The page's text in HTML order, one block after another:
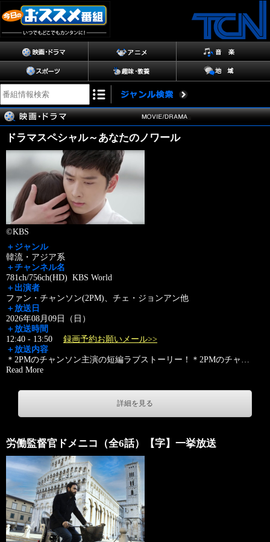
ドラマスペシャル～あなたのノワール
©KBS
＋ジャンル
韓流・アジア系
＋チャンネル名
781ch/756ch(HD) KBS World
＋出演者
ファン・チャンソン(2PM)、チェ・ジョンアン他
＋放送日
2026年08月09日（日）
＋放送時間
12:40 - 13:50 録画予約お願いメール>>
＋放送内容
＊2PMのチャンソン主演の短編ラブストーリー！＊2PMのチャ …
Read More
詳細を見る
労働監督官ドメニコ（全6話）【字】一挙放送